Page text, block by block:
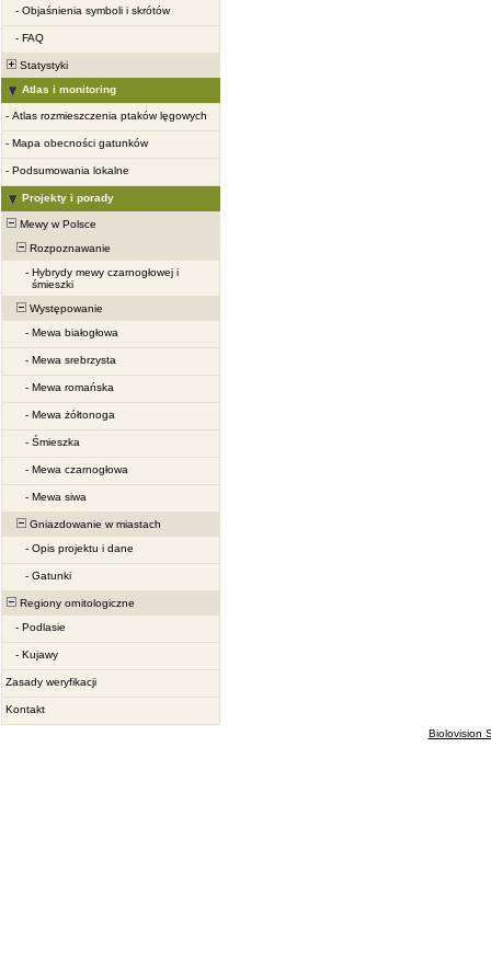
- Objaśnienia symboli i skrótów
- FAQ
Statystyki
Atlas i monitoring
- Atlas rozmieszczenia ptaków lęgowych
- Mapa obecności gatunków
- Podsumowania lokalne
Projekty i porady
Mewy w Polsce
Rozpoznawanie
- Hybrydy mewy czarnogłowej i
śmieszki
Występowanie
- Mewa białogłowa
- Mewa srebrzysta
- Mewa romańska
- Mewa żółtonoga
- Śmieszka
- Mewa czarnogłowa
- Mewa siwa
Gniazdowanie w miastach
- Opis projektu i dane
- Gatunki
Regiony ornitologiczne
- Podlasie
- Kujawy
Zasady weryfikacji
Kontakt
Biolovision